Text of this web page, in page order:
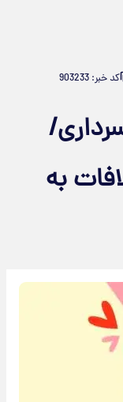
کد خبر: 903233
به